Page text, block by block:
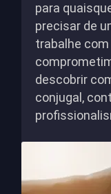
para
precisar de
trabalhe
descobrir
conjugal,